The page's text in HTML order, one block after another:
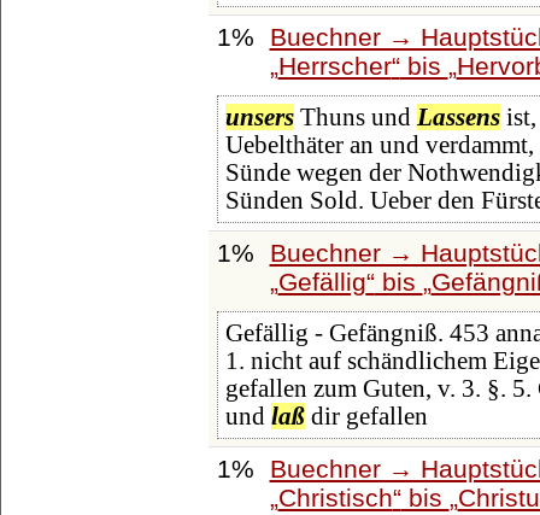
1%
Buechner →
Herrscher bis
unsersThuns und Lassensist,
Uebelthäter an und
Sünde wegen der
Sünden Sold. Ueber den
1%
Buechner →
Gefällig bis
Gefällig - Gefängniß. 453
1. nicht auf schändlichem
gefallen zum Guten, v. 3. §.
und laßdir gefallen
1%
Buechner →
Christisch bis